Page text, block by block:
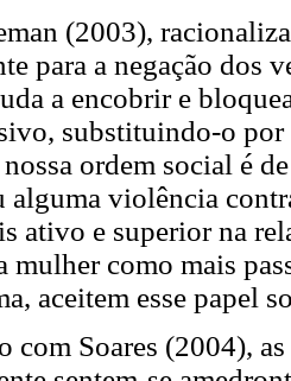
(2003),
para a negação dos
a encobrir e
substituindo-o
ordem social é
alguma violência
ativo e superior na
mulher como mais
aceitem esse papel
com Soares (2004),